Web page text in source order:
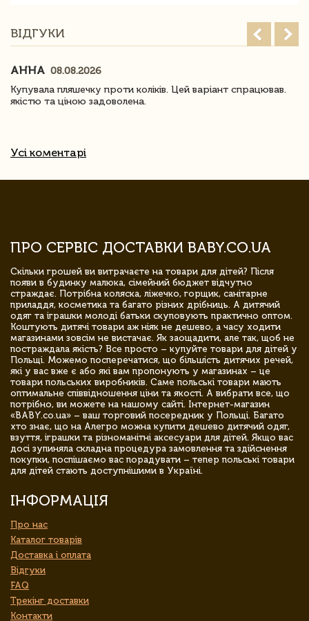
ВІДГУКИ
АННА 08.08.2026
Купувала пляшечку проти коліків. Цей варіант спрацював.
якістю та ціною задоволена.
Усі коментарі
ПРО СЕРВІС ДОСТАВКИ BABY.CO.UA
Скільки грошей ви витрачаєте на товари для дітей? Після
появи в будинку малюка, сімейний бюджет відчутно
страждає. Потрібна коляска, ліжечко, горщик, санітарне
приладдя, косметика та багато різних дрібниць. А дитячий
одяг та іграшки молоді батьки скуповують практично оптом.
Коштують дитячі товари аж ніяк не дешево, а часу ходити
магазинами зовсім не вистачає. Як заощадити, але так, щоб не
постраждала якість? Все просто – купуйте товари для дітей у
Польщі. Можемо посперечатися, що більшість дитячих речей,
які у вас вже є або які вам пропонують у магазинах – це
товари польських виробників. Саме польські товари мають
оптимальне співвідношення ціни та якості. А вибрати все, що
потрібно, ви можете на нашому сайті. Інтернет-магазин
«BABY.co.ua» – ваш торговий посередник у Польщі. Багато
хто знає, що на Алегро можна купити дешево дитячий одяг,
взуття, іграшки та різноманітні аксесуари для дітей. Якщо вас
досі зупиняла складна процедура замовлення та здійснення
покупки, поспішаємо вас порадувати – тепер польські товари
для дітей стають доступнішими в Україні.
ІНФОРМАЦІЯ
Про нас
Каталог товарів
Доставка і оплата
Відгуки
FAQ
Трекінг доставки
Контакти